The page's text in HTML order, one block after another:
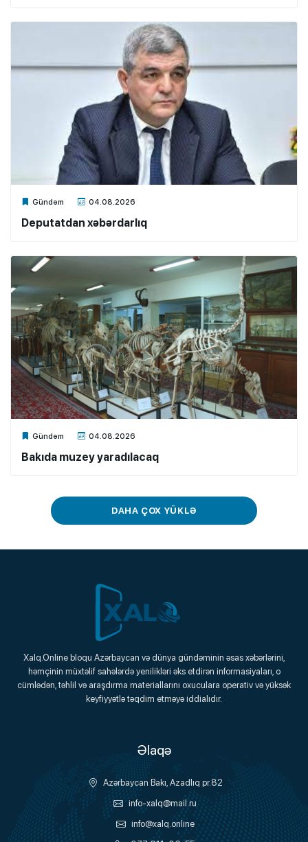
Gündəm 04.08.2026
Xalq.Online
Deputatdan xəbərdarlıq
Gündəm 04.08.2026
Xalq.Online
Bakıda muzey yaradılacaq
DAHA ÇOX YÜKLƏ
Xalq.Online
Onlayn Platforma
Xalq.Online bloqu Azərbaycan və dünya gündəminin əsas xəbərlərini,
həmçinin müxtəlif sahələrdə yenilikləri əks etdirən informasiyaları, o
cümlədən, təhlil və araşdırma materiallarını oxuculara operativ və yüksək
keyfiyyətlə təqdim etməyə iddialıdır.
Əlaqə
Azərbaycan Bakı, Azadlıq pr.82
info-xalq@mail.ru
info@xalq.online